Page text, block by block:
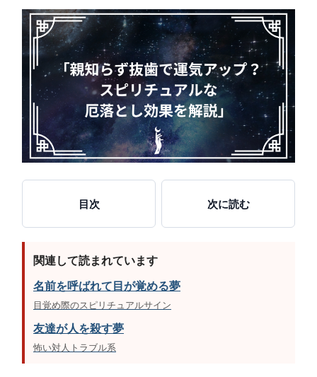
目次 次に読む
関連して読まれています
名前を呼ばれて目が覚める夢
目覚め際のスピリチュアルサイン
友達が人を殺す夢
怖い対人トラブル系